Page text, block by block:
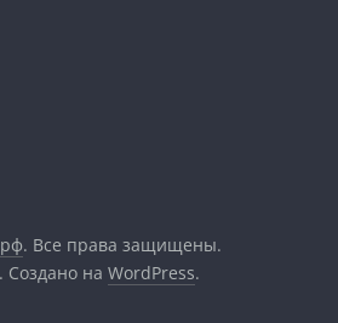
. Все права защищены.
Создано на WordPress.